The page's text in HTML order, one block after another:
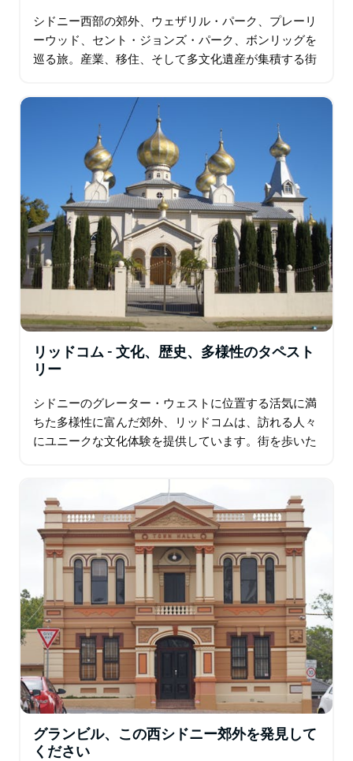
シドニー西部の郊外、ウェザリル・パーク、プレーリ
ーウッド、セント・ジョンズ・パーク、ボンリッグを
巡る旅。産業、移住、そして多文化遺産が集積する街
パークからスタートし、フェアフィールド…
リッドコム - 文化、歴史、多様性のタペスト
リー
シドニーのグレーター・ウェストに位置する活気に満
ちた多様性に富んだ郊外、リッドコムは、訪れる人々
にユニークな文化体験を提供しています。街を歩いた
が強い一方で、韓国、中国…
グランビル、この西シドニー郊外を発見して
ください